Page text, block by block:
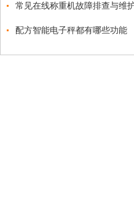
常见在线称重机故障排查与维
配方智能电子秤都有哪些功能